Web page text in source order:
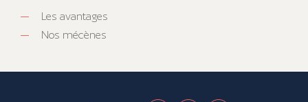
Les avantages
Nos mécènes